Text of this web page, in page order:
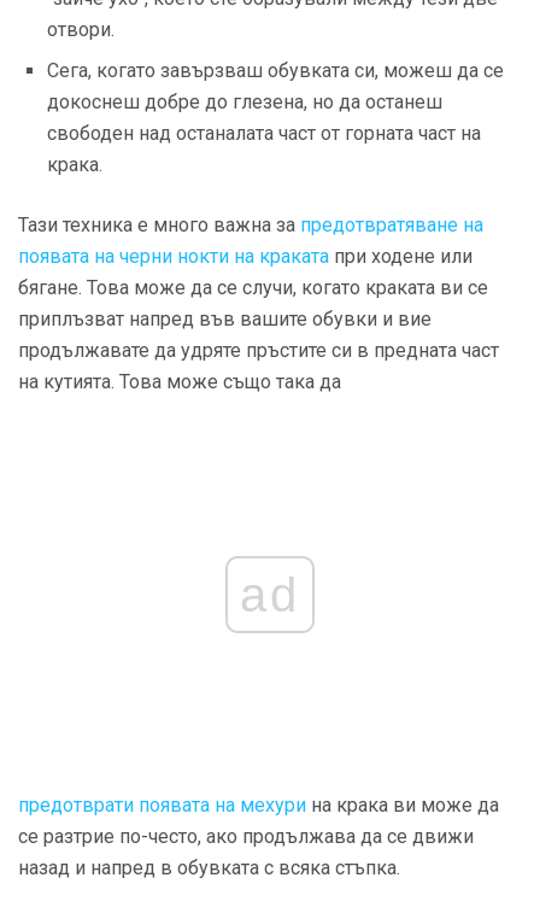
отвори.
Сега, когато завързваш обувката си, можеш да се
докоснеш добре до глезена, но да останеш
свободен над останалата част от горната част на
крака.
Тази техника е много важна за предотвратяване на
появата на черни нокти на краката при ходене или
бягане. Това може да се случи, когато краката ви се
приплъзват напред във вашите обувки и вие
продължавате да удряте пръстите си в предната част
на кутията. Това може също така да
ad
предотврати появата на мехури на крака ви може да
се разтрие по-често, ако продължава да се движи
назад и напред в обувката с всяка стъпка.